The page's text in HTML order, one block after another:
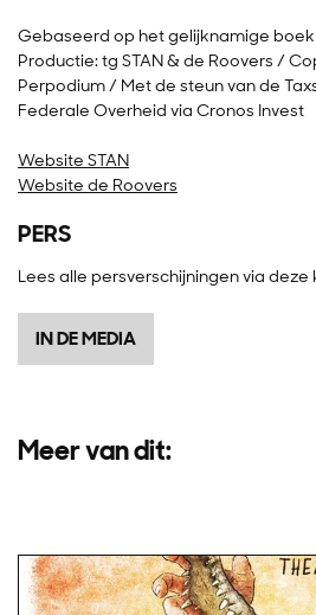
Gebaseerd op het gelijknamige boek
Productie: tg STAN & de Roovers /
Perpodium / Met de steun van de
Federale Overheid via Cronos Invest
Website STAN
Website de Roovers
PERS
Lees alle persverschijningen via deze
IN DE MEDIA
Meer van dit: